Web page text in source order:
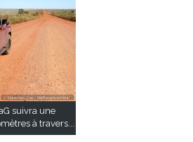
suivra une
à travers...